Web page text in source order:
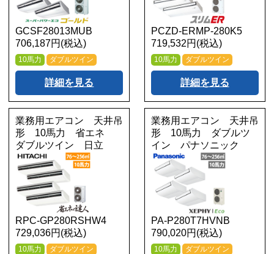
GCSF28013MUB
706,187円(税込)
10馬力 ダブルツイン
詳細を見る
PCZD-ERMP-280K5
719,532円(税込)
10馬力 ダブルツイン
詳細を見る
業務用エアコン 天井吊
形 10馬力 省エネ
ダブルツイン 日立
RPC-GP280RSHW4
729,036円(税込)
10馬力 ダブルツイン
業務用エアコン 天井吊
形 10馬力 ダブルツ
イン パナソニック
PA-P280T7HVNB
790,020円(税込)
10馬力 ダブルツイン